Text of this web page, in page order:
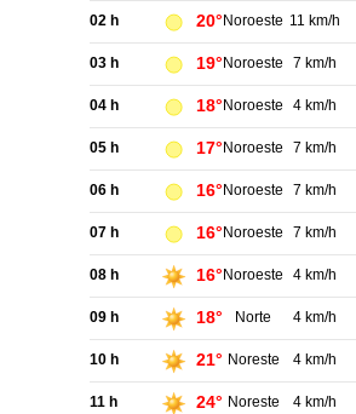
02 h 20° Noroeste 11 km/h
03 h 19° Noroeste 7 km/h
04 h 18° Noroeste 4 km/h
05 h 17° Noroeste 7 km/h
06 h 16° Noroeste 7 km/h
07 h 16° Noroeste 7 km/h
08 h 16° Noroeste 4 km/h
09 h 18° Norte 4 km/h
10 h 21° Noreste 4 km/h
11 h 24° Noreste 4 km/h